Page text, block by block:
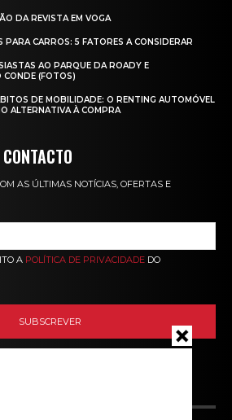
DA REVISTA EM VOGA
PARA CARROS: 5 FATORES A CONSIDERAR
AO PARQUE DA ROADY E
CONDE (FOTOS)
DE MOBILIDADE: O RENTING AUTOMÓVEL
ALTERNATIVA À COMPRA
AS ÚLTIMAS NOTÍCIAS, OFERTAS E
A POLÍTICA DE PRIVACIDADE DO